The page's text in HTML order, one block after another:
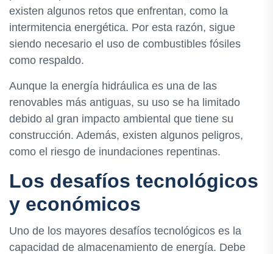
existen algunos retos que enfrentan, como la
intermitencia energética. Por esta razón, sigue
siendo necesario el uso de combustibles fósiles
como respaldo.
Aunque la energía hidráulica es una de las
renovables más antiguas, su uso se ha limitado
debido al gran impacto ambiental que tiene su
construcción. Además, existen algunos peligros,
como el riesgo de inundaciones repentinas.
Los desafíos tecnológicos
y económicos
Uno de los mayores desafíos tecnológicos es la
capacidad de almacenamiento de energía. Debe